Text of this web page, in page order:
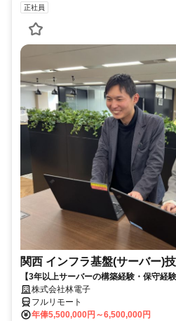
正社員
関西 インフラ基盤(サーバー)
【3年以上サーバーの構築経験・保守経
株式会社林電子
フルリモート
年俸5,500,000円～6,500,000円